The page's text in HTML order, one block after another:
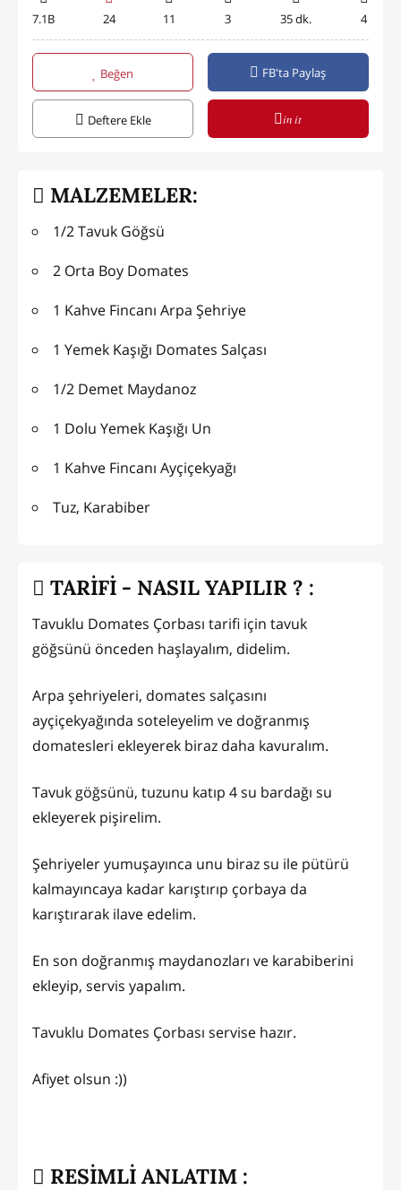
7.1B 24 11 3 35 dk. 4
Beğen FB'ta Paylaş
Deftere Ekle in it
MALZEMELER:
1/2 Tavuk Göğsü
2 Orta Boy Domates
1 Kahve Fincanı Arpa Şehriye
1 Yemek Kaşığı Domates Salçası
1/2 Demet Maydanoz
1 Dolu Yemek Kaşığı Un
1 Kahve Fincanı Ayçiçekyağı
Tuz, Karabiber
TARİFİ - NASIL YAPILIR ? :
Tavuklu Domates Çorbası tarifi için tavuk
göğsünü önceden haşlayalım, didelim.
Arpa şehriyeleri, domates salçasını
ayçiçekyağında soteleyelim ve doğranmış
domatesleri ekleyerek biraz daha kavuralım.
Tavuk göğsünü, tuzunu katıp 4 su bardağı su
ekleyerek pişirelim.
Şehriyeler yumuşayınca unu biraz su ile pütürü
kalmayıncaya kadar karıştırıp çorbaya da
karıştırarak ilave edelim.
En son doğranmış maydanozları ve karabiberini
ekleyip, servis yapalım.
Tavuklu Domates Çorbası servise hazır.
Afiyet olsun :))
RESİMLİ ANLATIM :